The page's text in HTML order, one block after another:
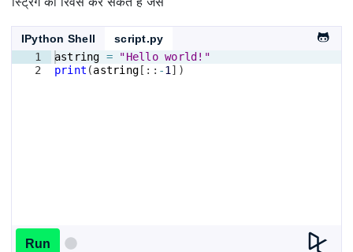
IPython Shell
script.py
1
2
astring =
"Hello world!"
print (astring [ :: -1 ])
Run